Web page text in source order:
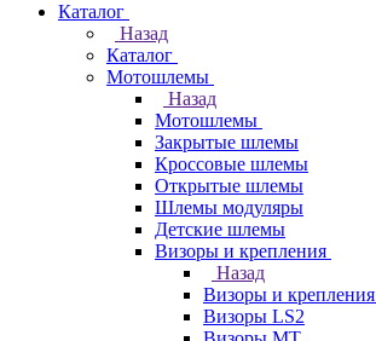
Каталог
Назад
Каталог
Мотошлемы
Назад
Мотошлемы
Закрытые шлемы
Кроссовые шлемы
Открытые шлемы
Шлемы модуляры
Детские шлемы
Визоры и крепления
Назад
Визоры и крепления
Визоры LS2